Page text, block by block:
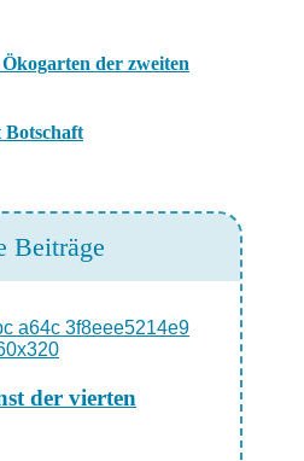
der zweiten
Botschaft
Beiträge
der vierten